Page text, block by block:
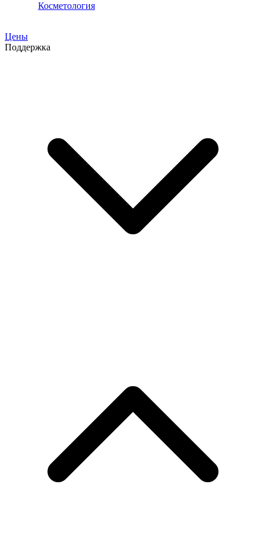
Косметология
Цены
Поддержка